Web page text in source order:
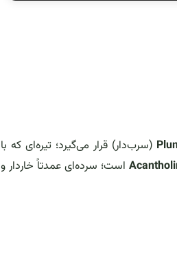
(سرب‌دار) قرار می‌گیرد؛ تیره‌ای که با
است؛ سرده‌ای عمدتاً خاردار و